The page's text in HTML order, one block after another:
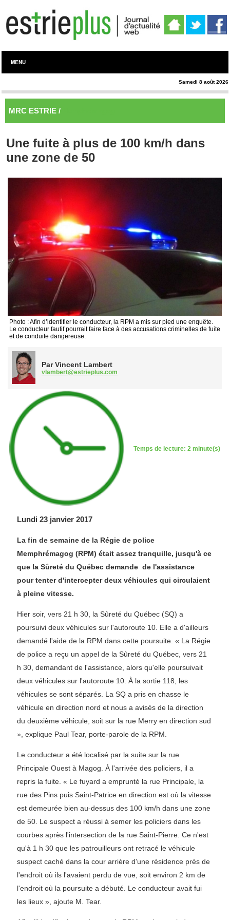
MENU
Samedi 8 août 2026
MRC ESTRIE /
Une fuite à plus de 100 km/h dans
une zone de 50
Photo : Afin d’identifier le conducteur, la RPM a mis sur pied une enquête.
Le conducteur fautif pourrait faire face à des accusations criminelles de fuite
et de conduite dangereuse.
Par Vincent Lambert
vlambert@estrieplus.com
Temps de lecture: 2 minute(s)
Lundi 23 janvier 2017
La fin de semaine de la Régie de police
Memphrémagog (RPM) était assez tranquille, jusqu'à ce
que la Sûreté du Québec demande de l'assistance
pour tenter d'intercepter deux véhicules qui circulaient
à pleine vitesse.
Hier soir, vers 21 h 30, la Sûreté du Québec (SQ) a
poursuivi deux véhicules sur l'autoroute 10. Elle a d'ailleurs
demandé l'aide de la RPM dans cette poursuite. « La Régie
de police a reçu un appel de la Sûreté du Québec, vers 21
h 30, demandant de l'assistance, alors qu'elle poursuivait
deux véhicules sur l'autoroute 10. À la sortie 118, les
véhicules se sont séparés. La SQ a pris en chasse le
véhicule en direction nord et nous a avisés de la direction
du deuxième véhicule, soit sur la rue Merry en direction sud
», explique Paul Tear, porte-parole de la RPM.
Le conducteur a été localisé par la suite sur la rue
Principale Ouest à Magog. À l'arrivée des policiers, il a
repris la fuite. « Le fuyard a emprunté la rue Principale, la
rue des Pins puis Saint-Patrice en direction est où la vitesse
est demeurée bien au-dessus des 100 km/h dans une zone
de 50. Le suspect a réussi à semer les policiers dans les
courbes après l'intersection de la rue Saint-Pierre. Ce n'est
qu'à 1 h 30 que les patrouilleurs ont retracé le véhicule
suspect caché dans la cour arrière d'une résidence près de
l'endroit où ils l'avaient perdu de vue, soit environ 2 km de
l'endroit où la poursuite a débuté. Le conducteur avait fui
les lieux », ajoute M. Tear.